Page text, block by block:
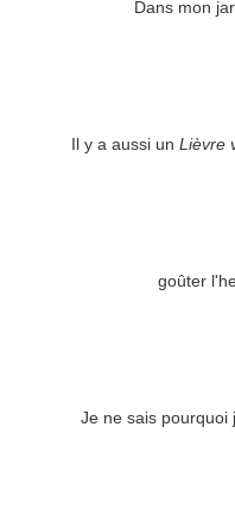
Dans mon
Il y a aussi un Lièvre
goûter
Je ne sais pourquoi